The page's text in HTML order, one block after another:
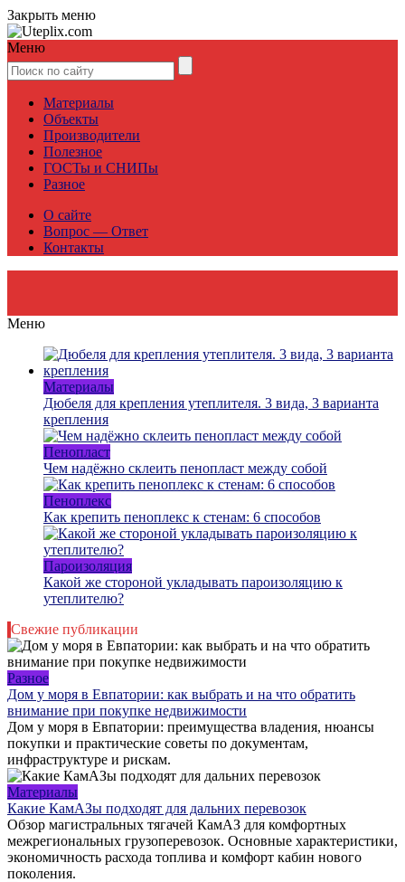
Закрыть меню
Меню
Материалы
Объекты
Производители
Полезное
ГОСТы и СНИПы
Разное
О сайте
Вопрос — Ответ
Контакты
Меню
Материалы
Дюбеля для крепления утеплителя. 3 вида, 3 варианта
крепления
Пенопласт
Чем надёжно склеить пенопласт между собой
Пеноплекс
Как крепить пеноплекс к стенам: 6 способов
Пароизоляция
Какой же стороной укладывать пароизоляцию к
утеплителю?
Свежие публикации
Разное
Дом у моря в Евпатории: как выбрать и на что обратить
внимание при покупке недвижимости
Дом у моря в Евпатории: преимущества владения, нюансы
покупки и практические советы по документам,
инфраструктуре и рискам.
Материалы
Какие КамАЗы подходят для дальних перевозок
Обзор магистральных тягачей КамАЗ для комфортных
межрегиональных грузоперевозок. Основные характеристики,
экономичность расхода топлива и комфорт кабин нового
поколения.